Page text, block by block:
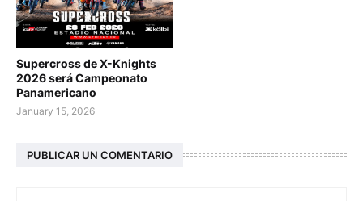
Supercross de X-Knights
2026 será Campeonato
Panamericano
January 15, 2026
PUBLICAR UN COMENTARIO